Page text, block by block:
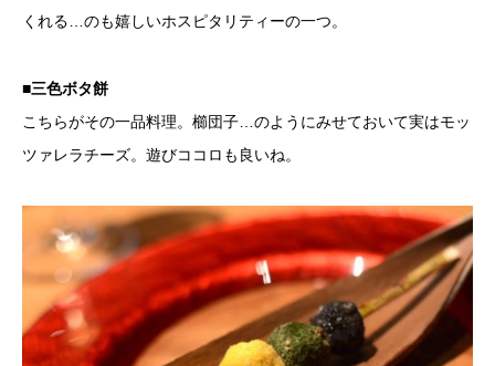
くれる…のも嬉しいホスピタリティーの一つ。
■三色ボタ餅
こちらがその一品料理。櫛団子…のようにみせておいて実はモッ
ツァレラチーズ。遊びココロも良いね。